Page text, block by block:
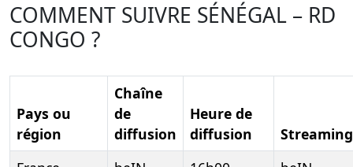
COMMENT SUIVRE SÉNÉGAL – RD
CONGO ?
Pays ou
région
Chaîne
de
diffusion
Heure de
diffusion
Streaming